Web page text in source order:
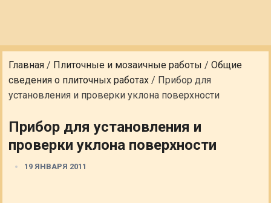
Главная / Плиточные и мозаичные работы /Общие
сведения о плиточных работах / Прибор для
установления и проверки уклона поверхности
Прибор для установления и
проверки уклона поверхности
19 ЯНВАРЯ 2011